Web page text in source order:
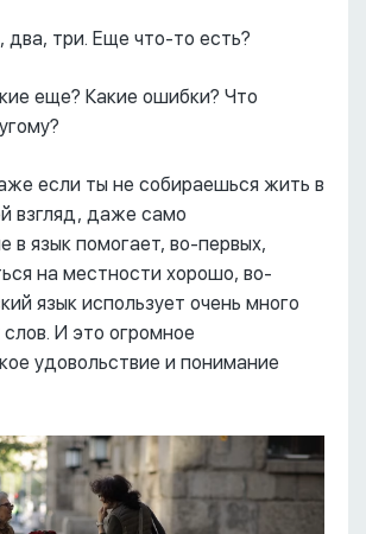
два, три. Еще что-то есть?
еще? Какие ошибки? Что
если ты не собираешься жить в
взгляд, даже само
в язык помогает, во-первых,
на местности хорошо, во-
язык использует очень много
И это огромное
удовольствие и понимание